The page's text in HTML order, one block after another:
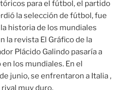
para el fútbol, el partido
la selección de fútbol, fue
historia de los mundiales
la revista El Gráfico de la
Plácido Galindo pasaría a
los mundiales. En el
junio, se enfrentaron a Italia ,
muy duro.